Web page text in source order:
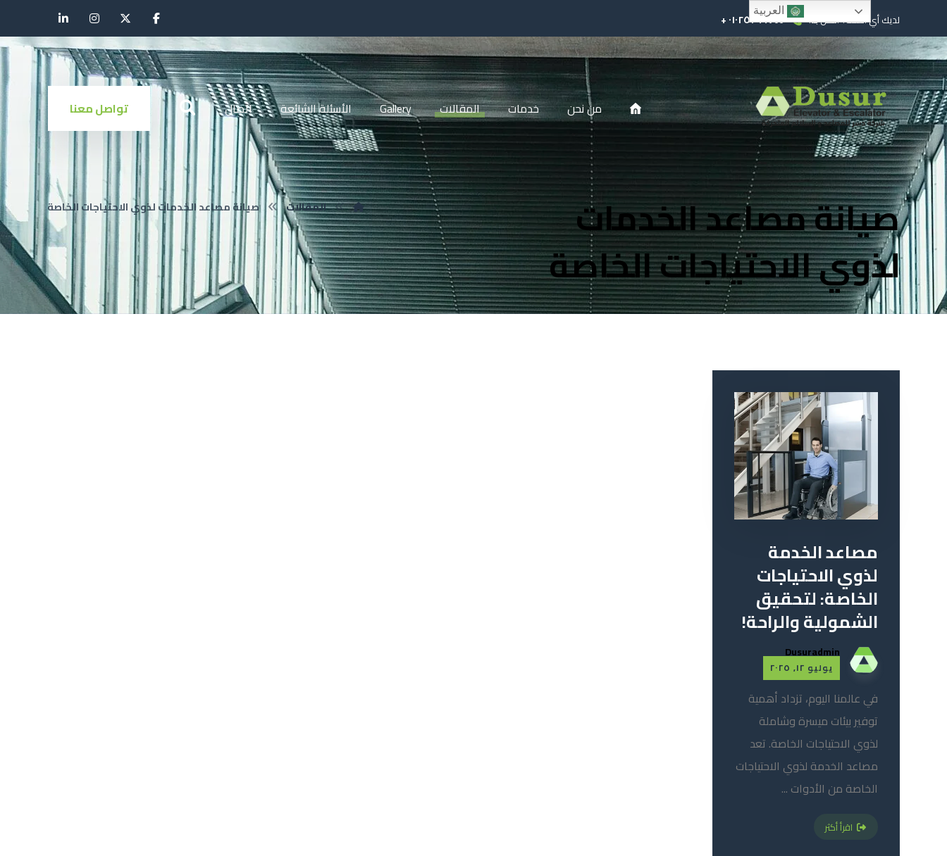
لديك أي أسئلة؟ اتصل بنا! ٠١٠٢٥٢٩٩٧٤٤ +
تواصل معنا من نحن خدمات المقالات Gallery الأسئلة الشائعة اتصال
صيانة مصاعد الخدمات
لذوي الاحتياجات الخاصة
المقالات صيانة مصاعد الخدمات لذوي الاحتياجات الخاصة
مصاعد الخدمة
لذوي الاحتياجات
الخاصة: لتحقيق
الشمولية والراحة!
Dusuradmin
يوليو ١٢, ٢٠٢٥
في عالمنا اليوم، تزداد أهمية
توفير بيئات ميسرة وشاملة
لذوي الاحتياجات الخاصة. تعد
مصاعد الخدمة لذوي الاحتياجات
الخاصة من الأدوات ...
اقرأ أكثر
العربية